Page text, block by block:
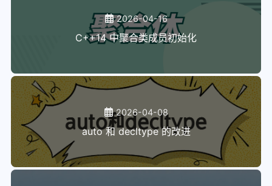
2026-04-16
C++14 中聚合类成员初始化
2026-04-08
auto 和 decltype 的改进